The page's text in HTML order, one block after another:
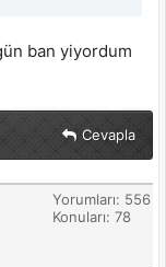
ban yiyordum
Cevapla
Yorumları: 556
Konuları: 78